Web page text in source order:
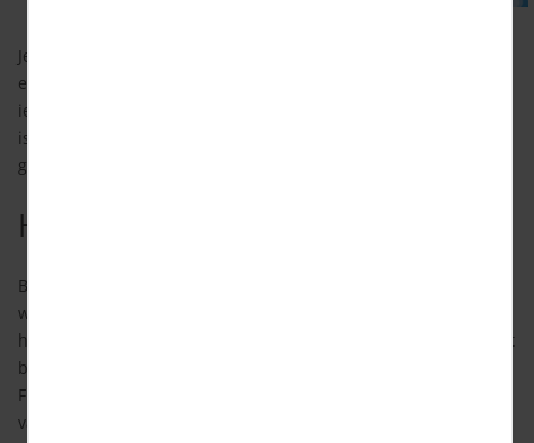
Je hebt vast wel gehoord van glasvezel. Ook via glasvezel kan
een internetverbinding lopen. Glasvezel is nog niet voor
iedereen beschikbaar, omdat het nog niet overal in het land
is aangelegd. Wel komen er steeds meer wijken en
gemeenten bij waarin glasvezel is aangelegd.
Hoe werkt internet via glasvezel?
Bij glasvezel worden er glasvezelkabels helemaal tot in de
woning aangelegd. Dit is anders dan bij ADSL/ VDSL, omdat
hierbij de verbinding tussen de wijkcentrale en jouw huis niet
bestaat uit glasvezel. Een glasvezelverbinding wordt daarom
Fiber to the Home genoemd. Net als bij de andere vormen
van internetverbindingen is bij een glasvezelverbinding de